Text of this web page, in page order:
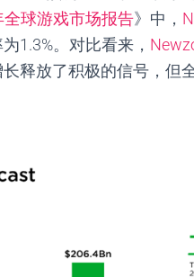
全球游戏市场报告》中，
1.3%。对比看来，
释放了积极的信号，但